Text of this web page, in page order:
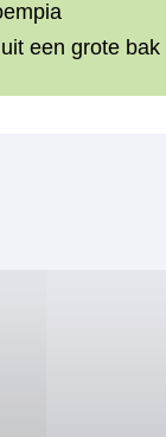
een grote